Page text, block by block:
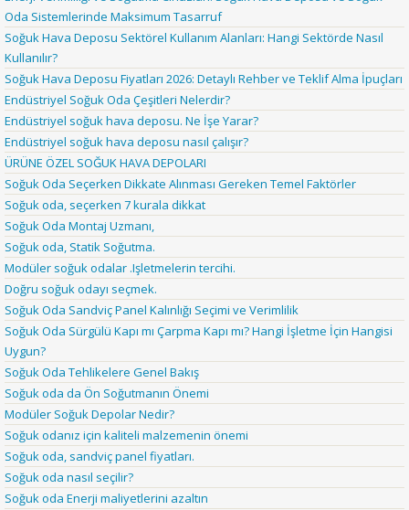
Oda Sistemlerinde Maksimum Tasarruf
Soğuk Hava Deposu Sektörel Kullanım Alanları: Hangi Sektörde Nasıl
Kullanılır?
Soğuk Hava Deposu Fiyatları 2026: Detaylı Rehber ve Teklif Alma İpuçları
Endüstriyel Soğuk Oda Çeşitleri Nelerdir?
Endüstriyel soğuk hava deposu. Ne İşe Yarar?
Endüstriyel soğuk hava deposu nasıl çalışır?
ÜRÜNE ÖZEL SOĞUK HAVA DEPOLARI
Soğuk Oda Seçerken Dikkate Alınması Gereken Temel Faktörler
Soğuk oda, seçerken 7 kurala dikkat
Soğuk Oda Montaj Uzmanı,
Soğuk oda, Statik Soğutma.
Modüler soğuk odalar .Işletmelerin tercihi.
Doğru soğuk odayı seçmek.
Soğuk Oda Sandviç Panel Kalınlığı Seçimi ve Verimlilik
Soğuk Oda Sürgülü Kapı mı Çarpma Kapı mı? Hangi İşletme İçin Hangisi
Uygun?
Soğuk Oda Tehlikelere Genel Bakış
Soğuk oda da Ön Soğutmanın Önemi
Modüler Soğuk Depolar Nedir?
Soğuk odanız için kaliteli malzemenin önemi
Soğuk oda, sandviç panel fiyatları.
Soğuk oda nasıl seçilir?
Soğuk oda Enerji maliyetlerini azaltın